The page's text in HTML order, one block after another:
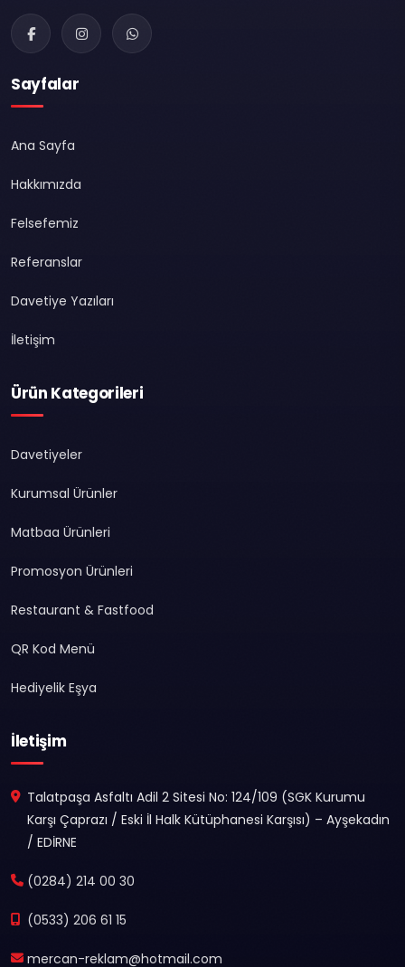
Sayfalar
Ana Sayfa
Hakkımızda
Felsefemiz
Referanslar
Davetiye Yazıları
İletişim
Ürün Kategorileri
Davetiyeler
Kurumsal Ürünler
Matbaa Ürünleri
Promosyon Ürünleri
Restaurant & Fastfood
QR Kod Menü
Hediyelik Eşya
İletişim
Talatpaşa Asfaltı Adil 2 Sitesi No: 124/109 (SGK Kurumu
Karşı Çaprazı / Eski İl Halk Kütüphanesi Karşısı) – Ayşekadın
/ EDİRNE
(0284) 214 00 30
(0533) 206 61 15
mercan-reklam@hotmail.com